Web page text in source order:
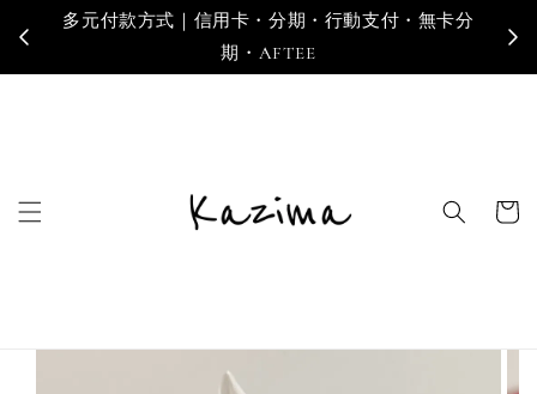
多元付款方式｜信用卡・分期・行動支付・無卡分
期・AFTEE
寄